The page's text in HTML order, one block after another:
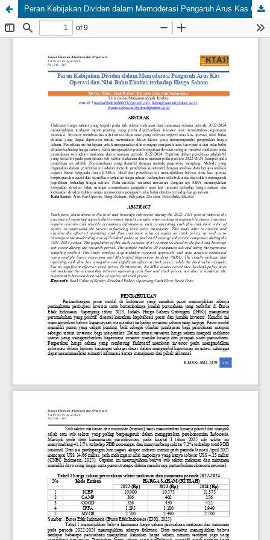
Peran Kebijakan Dividen dalam Memoderasi Pengaruh Arus Kas Operasi dan Nilai Buku Ekuitas terhadap Harga Saham